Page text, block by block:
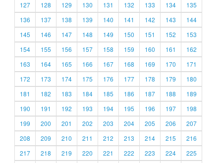
127
128 129 130 131 132 133 134
135
136
137 138 139 140 141 142 143
144
145
146 147 148 149 150 151 152
153
154
155 156 157 158 159 160 161
162
163
164 165 166 167 168 169 170
171
172
173 174 175 176 177 178 179
180
181
182 183 184 185 186 187 188
189
190
191 192 193 194 195 196 197
198
199
200 201 202 203 204 205 206
207
208
209 210 211 212 213 214 215
216
217
218 219 220 221 222 223 224
225